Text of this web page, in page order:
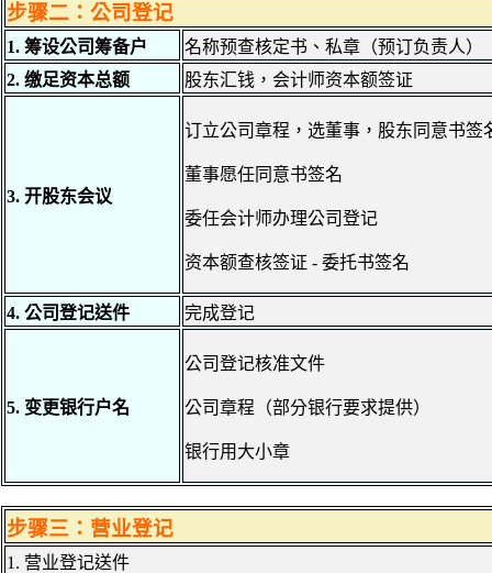
步骤二：公司登记
1. 筹设公司筹备户
名称预查核定书、私章（预订负责人）
2. 缴足资本总额
股东汇钱，会计师资本额签证
3. 开股东会议
订立公司章程，选董事，股东同意书签
董事愿任同意书签名
委任会计师办理公司登记
资本额查核签证 - 委托书签名
4. 公司登记送件 完成登记
5. 变更银行户名
公司登记核准文件
公司章程（部分银行要求提供）
银行用大小章
步骤三：营业登记
1. 营业登记送件